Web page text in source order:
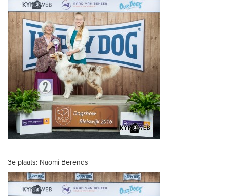
3e plaats: Naomi Berends